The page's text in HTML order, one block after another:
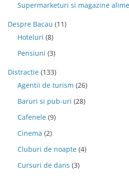
Supermarketuri si magazine
Despre Bacau (11)
Hoteluri (8)
Pensiuni (3)
Distractie (133)
Agentii de turism (26)
Baruri si pub-uri (28)
Cafenele (9)
Cinema (2)
Cluburi de noapte (4)
Cursuri de dans (3)